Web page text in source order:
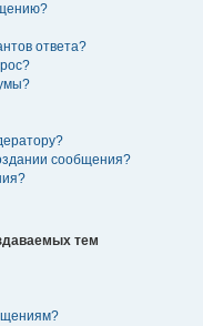
ответа?
сообщения?
тем